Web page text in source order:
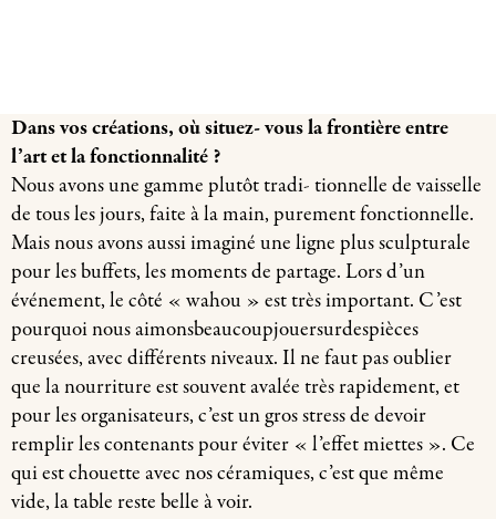
Dans vos créations, où situez- vous la frontière entre
l’art et la fonctionnalité ?
Nous avons une gamme plutôt tradi- tionnelle de vaisselle
de tous les jours, faite à la main, purement fonctionnelle.
Mais nous avons aussi imaginé une ligne plus sculpturale
pour les buffets, les moments de partage. Lors d’un
événement, le côté « wahou » est très important. C’est
pourquoi nous aimonsbeaucoupjouersurdespièces
creusées, avec différents niveaux. Il ne faut pas oublier
que la nourriture est souvent avalée très rapidement, et
pour les organisateurs, c’est un gros stress de devoir
remplir les contenants pour éviter « l’effet miettes ». Ce
qui est chouette avec nos céramiques, c’est que même
vide, la table reste belle à voir.